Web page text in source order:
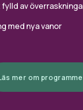
fylld av
med nya vanor
mer om